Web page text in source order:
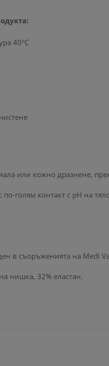
40°C
или кожно дразнене,
голям контакт с pH на
в съоръженията на Medi
нишка, 32% еластан.